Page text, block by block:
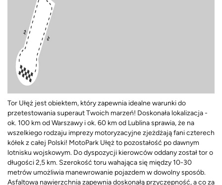
Tor Ułęż jest obiektem, który zapewnia idealne warunki do
przetestowania superaut Twoich marzeń! Doskonała lokalizacja -
ok. 100 km od Warszawy i ok. 60 km od Lublina sprawia, że na
wszelkiego rodzaju imprezy motoryzacyjne zjeżdżają fani czterech
kółek z całej Polski! MotoPark Ułęż to pozostałość po dawnym
lotnisku wojskowym. Do dyspozycji kierowców oddany został tor o
długości 2,5 km. Szerokość toru wahająca się między 10-30
metrów umożliwia manewrowanie pojazdem w dowolny sposób.
Asfaltowa nawierzchnia zapewnia doskonałą przyczepność, a co za